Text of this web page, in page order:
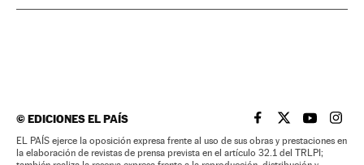
©EDICIONES EL PAÍS EL PAÍS BRASIL EN
EL PAÍSEL PAÍS
EL
EL PAÍS ejerce la oposición expresa frente al uso de sus obras y prestaciones en
la elaboración de revistas de prensa prevista en el artículo 32.1 del TRLPI;